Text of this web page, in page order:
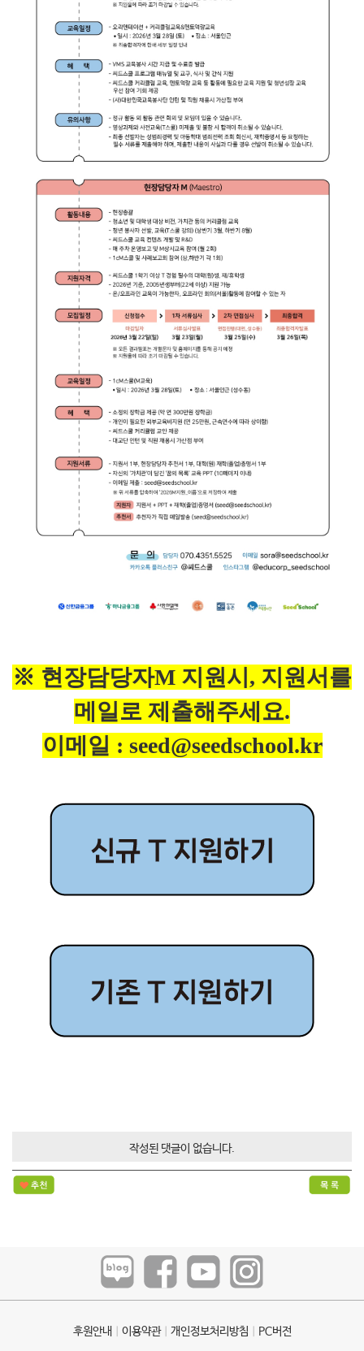
※ 현장담당자M 지원시, 지원서를
메일로 제출해주세요.
이메일 : seed@seedschool.kr
작성된 댓글이 없습니다.
후원안내 이용약관ㅣ 개인정보처리방침 PC버전